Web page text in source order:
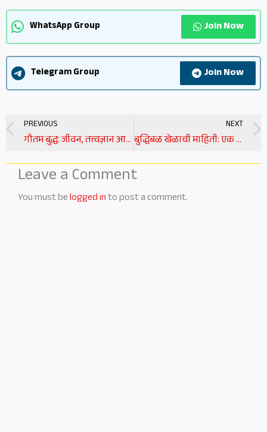
WhatsApp Group Join Now
Telegram Group Join Now
Prev
PREVIOUS
गौतम बुद्ध: जीवन, तत्त्वज्ञान आणि वारसा | gautam buddha information in marathi
NEXT
बुद्धिबळ खेळाची माहिती: एक संपूर्ण मार्गदर्शक | chess game information in marathi
Leave a Comment
You must belogged into post a comment.